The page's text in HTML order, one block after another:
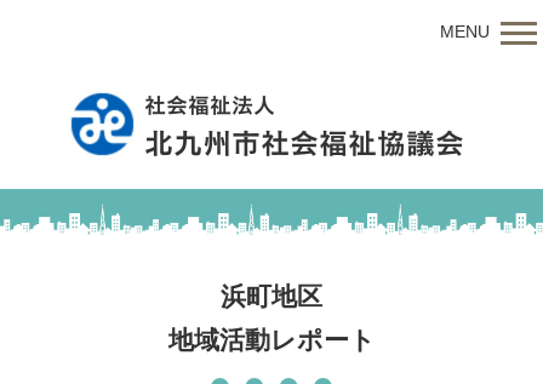
MENU
浜町地区
地域活動レポート